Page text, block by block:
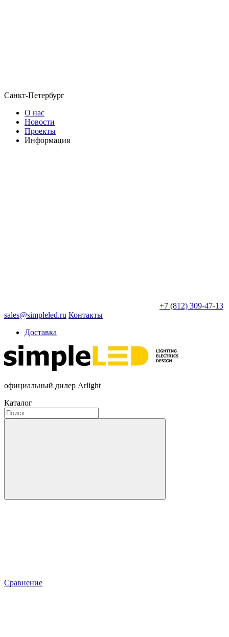
Санкт-Петербург
О нас
Новости
Проекты
Информация
+7 (812) 309-47-13
sales@simpleled.ru Контакты
Доставка
официальный дилер Arlight
Каталог
Сравнение